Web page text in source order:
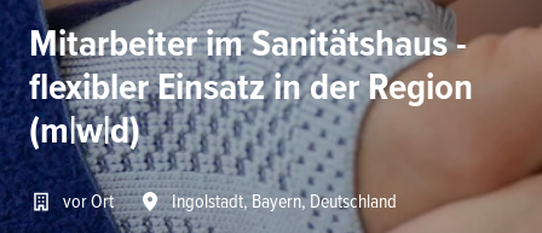
Mitarbeiter im Sanitätshaus -
flexibler Einsatz in der Region
(m|w|d)
vor Ort Ingolstadt, Bayern, Deutschland